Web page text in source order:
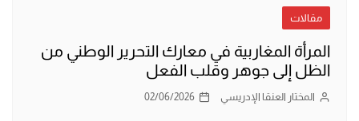
مقالات
المرأة المغاربية في معارك التحرير الوطني من
الظل إلى جوهر وقلب الفعل
المختار العنقا الإدريسي 02/06/2026